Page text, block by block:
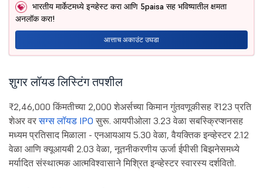
भारतीय मार्केटमध्ये इन्व्हेस्ट करा आणि 5paisa सह भविष्यातील क्षमता
अनलॉक करा!
आत्ताच अकाउंट उघडा
शुगर लॉयड लिस्टिंग तपशील
₹2,46,000 किंमतीच्या 2,000 शेअर्सच्या किमान गुंतवणूकीसह ₹123 प्रति
शेअर वरसग्स लॉयड IPO सुरू. आयपीओला 3.23 वेळा सबस्क्रिप्शनसह
मध्यम प्रतिसाद मिळाला - एनआयआय 5.30 वेळा, वैयक्तिक इन्व्हेस्टर 2.12
वेळा आणि क्यूआयबी 2.03 वेळा, नूतनीकरणीय ऊर्जा ईपीसी बिझनेसमध्ये
मर्यादित संस्थात्मक आत्मविश्वासाने मिश्रित इन्व्हेस्टर स्वारस्य दर्शवितो.